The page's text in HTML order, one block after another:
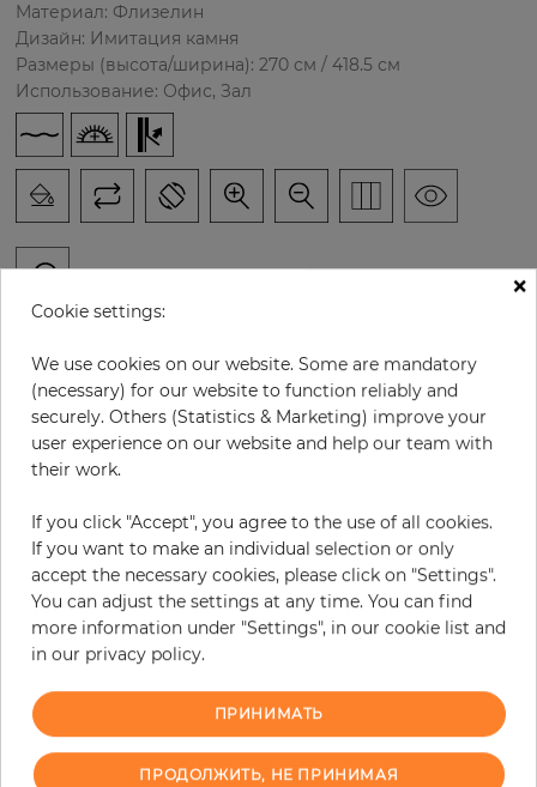
Материал: Флизелин
Дизайн: Имитация камня
Размеры (высота/ширина): 270 см / 418.5 см
Использование: Офис, Зал
416,00 € за штуку
19% НДС включительно + Доставка
Цена за м² - 36,77 €
Do you need glue?
− +
В связи с различными стандартами и техническими
×
Cookie settings:
We use cookies on our website. Some are mandatory
(necessary) for our website to function reliably and
securely. Others (Statistics & Marketing) improve your
user experience on our website and help our team with
their work.
If you click "Accept", you agree to the use of all cookies.
If you want to make an individual selection or only
accept the necessary cookies, please click on "Settings".
You can adjust the settings at any time. You can find
more information under "Settings", in our cookie list and
in our privacy policy.
ПРИНИМАТЬ
ПРОДОЛЖИТЬ, НЕ ПРИНИМАЯ